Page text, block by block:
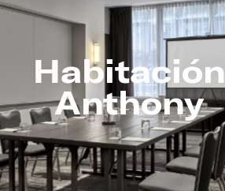
Habitación
Anthony